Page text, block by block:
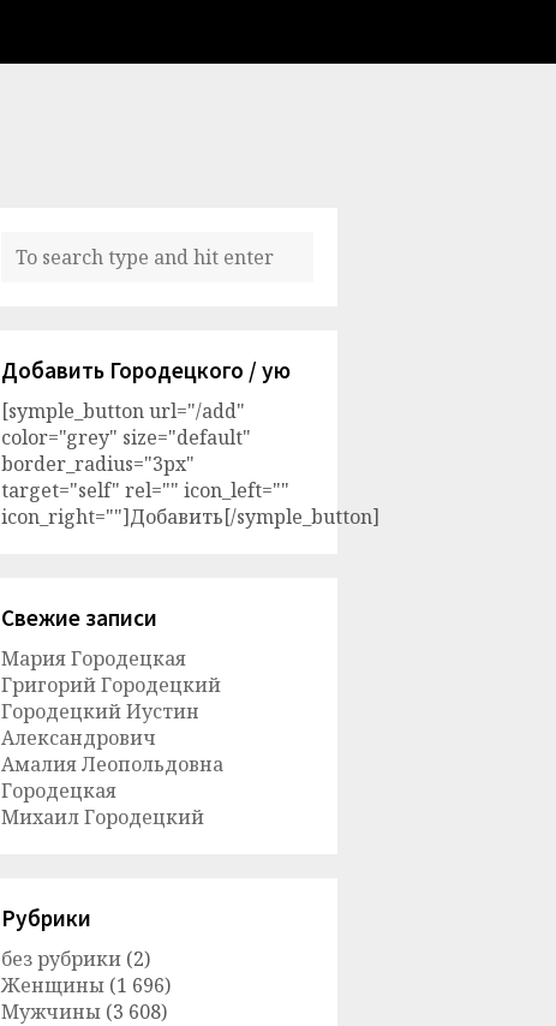
Добавить Городецкого / ую
[symple_button url="/add"
color="grey" size="default"
border_radius="3px"
target="self" rel="" icon_left=""
icon_right=""]Добавить[/symple_button]
Свежие записи
Мария Городецкая
Григорий Городецкий
Городецкий Иустин
Александрович
Амалия Леопольдовна
Городецкая
Михаил Городецкий
Рубрики
без рубрики (2)
Женщины (1 696)
Мужчины (3 608)